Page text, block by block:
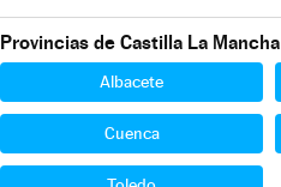
Provincias de Castilla La Mancha
Albacete
Cuenca